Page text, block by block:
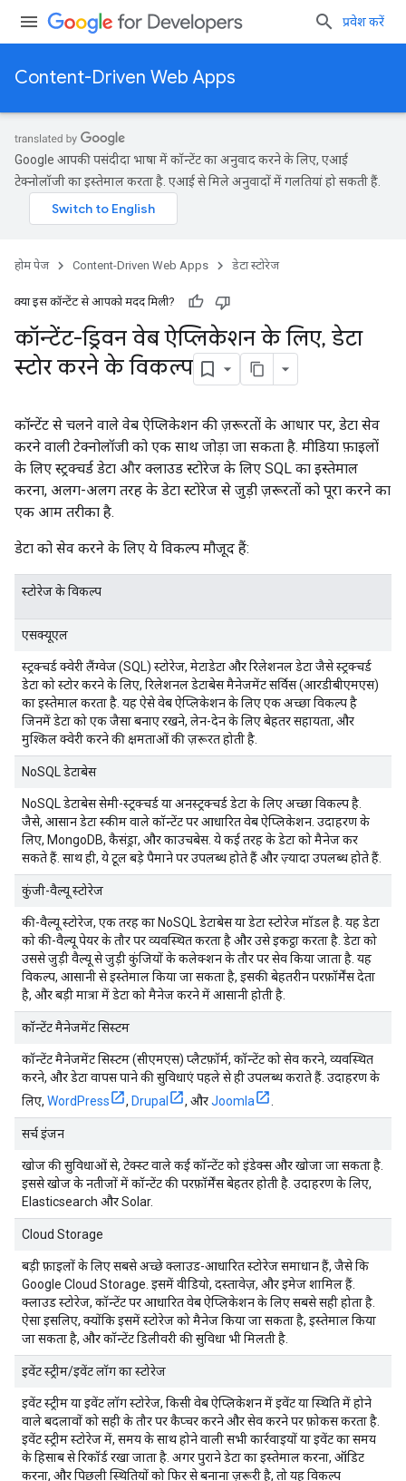
प्रवेश करें
Content-Driven Web Apps
Google आपकी पसंदीदा भाषा में कॉन्टेंट का अनुवाद करने के लिए, एआई
टेक्नोलॉजी का इस्तेमाल करता है. एआई से मिले अनुवादों में गलतियां हो सकती हैं.
होम पेज Content-Driven Web Apps डेटा स्टोरेज
क्या इस कॉन्टेंट से आपको मदद मिली?
कॉन्टेंट-ड्रिवन वेब ऐप्लिकेशन के लिए, डेटा
स्टोर करने के विकल्प
कॉन्टेंट से चलने वाले वेब ऐप्लिकेशन की ज़रूरतों के आधार पर, डेटा सेव
करने वाली टेक्नोलॉजी को एक साथ जोड़ा जा सकता है. मीडिया फ़ाइलों
के लिए स्ट्रक्चर्ड डेटा और क्लाउड स्टोरेज के लिए SQL का इस्तेमाल
करना, अलग-अलग तरह के डेटा स्टोरेज से जुड़ी ज़रूरतों को पूरा करने का
एक आम तरीका है.
डेटा को सेव करने के लिए ये विकल्प मौजूद हैं:
स्टोरेज के विकल्प
एसक्यूएल
स्ट्रक्चर्ड क्वेरी लैंग्वेज (SQL) स्टोरेज, मेटाडेटा और रिलेशनल डेटा जैसे स्ट्रक्चर्ड
डेटा को स्टोर करने के लिए, रिलेशनल डेटाबेस मैनेजमेंट सर्विस (आरडीबीएमएस)
का इस्तेमाल करता है. यह ऐसे वेब ऐप्लिकेशन के लिए एक अच्छा विकल्प है
जिनमें डेटा को एक जैसा बनाए रखने, लेन-देन के लिए बेहतर सहायता, और
मुश्किल क्वेरी करने की क्षमताओं की ज़रूरत होती है.
NoSQL डेटाबेस
NoSQL डेटाबेस सेमी-स्ट्रक्चर्ड या अनस्ट्रक्चर्ड डेटा के लिए अच्छा विकल्प है.
जैसे, आसान डेटा स्कीम वाले कॉन्टेंट पर आधारित वेब ऐप्लिकेशन. उदाहरण के
लिए, MongoDB, कैसंड्रा, और काउचबेस. ये कई तरह के डेटा को मैनेज कर
सकते हैं. साथ ही, ये टूल बड़े पैमाने पर उपलब्ध होते हैं और ज़्यादा उपलब्ध होते हैं.
कुंजी-वैल्यू स्टोरेज
की-वैल्यू स्टोरेज, एक तरह का NoSQL डेटाबेस या डेटा स्टोरेज मॉडल है. यह डेटा
को की-वैल्यू पेयर के तौर पर व्यवस्थित करता है और उसे इकट्ठा करता है. डेटा को
उससे जुड़ी वैल्यू से जुड़ी कुंजियों के कलेक्शन के तौर पर सेव किया जाता है. यह
विकल्प, आसानी से इस्तेमाल किया जा सकता है, इसकी बेहतरीन परफ़ॉर्मेंस देता
है, और बड़ी मात्रा में डेटा को मैनेज करने में आसानी होती है.
कॉन्टेंट मैनेजमेंट सिस्टम
कॉन्टेंट मैनेजमेंट सिस्टम (सीएमएस) प्लैटफ़ॉर्म, कॉन्टेंट को सेव करने, व्यवस्थित
करने, और डेटा वापस पाने की सुविधाएं पहले से ही उपलब्ध कराते हैं. उदाहरण के
लिए, WordPress , Drupal , औरJoomla
सर्च इंजन
खोज की सुविधाओं से, टेक्स्ट वाले कई कॉन्टेंट को इंडेक्स और खोजा जा सकता है.
इससे खोज के नतीजों में कॉन्टेंट की परफ़ॉर्मेंस बेहतर होती है. उदाहरण के लिए,
Elasticsearch और Solar.
Cloud Storage
बड़ी फ़ाइलों के लिए सबसे अच्छे क्लाउड-आधारित स्टोरेज समाधान हैं, जैसे कि
Google Cloud Storage. इसमें वीडियो, दस्तावेज़, और इमेज शामिल हैं.
क्लाउड स्टोरेज, कॉन्टेंट पर आधारित वेब ऐप्लिकेशन के लिए सबसे सही होता है.
ऐसा इसलिए, क्योंकि इसमें स्टोरेज को मैनेज किया जा सकता है, इस्तेमाल किया
जा सकता है, और कॉन्टेंट डिलीवरी की सुविधा भी मिलती है.
इवेंट स्ट्रीम/इवेंट लॉग का स्टोरेज
इवेंट स्ट्रीम या इवेंट लॉग स्टोरेज, किसी वेब ऐप्लिकेशन में इवेंट या स्थिति में होने
वाले बदलावों को सही के तौर पर कैप्चर करने और सेव करने पर फ़ोकस करता है.
इवेंट स्ट्रीम स्टोरेज में, समय के साथ होने वाली सभी कार्रवाइयों या इवेंट का समय
के हिसाब से रिकॉर्ड रखा जाता है. अगर पुराने डेटा का इस्तेमाल करना, ऑडिट
करना, और पिछली स्थितियों को फिर से बनाना ज़रूरी है, तो यह विकल्प